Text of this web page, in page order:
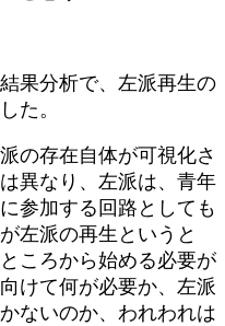
果分析で、左派再生の
た。
の存在自体が可視化さ
異なり、左派は、青年
参加する回路としても
左派の再生というと
ころから始める必要が
けて何が必要か、左派
ないのか、われわれは